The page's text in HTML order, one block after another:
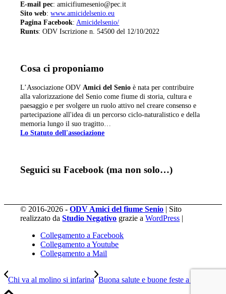
E-mail pec: amicifiumesenio@pec.it
Sito web:www.amicidelsenio.eu
Pagina Facebook:Amicidelsenio/
Runts: ODV Iscrizione n. 54500 del 12/10/2022
Cosa ci proponiamo
L’Associazione ODVAmici del Senio è nata per contribuire
alla valorizzazione del Senio come fiume di storia, cultura e
paesaggio e per svolgere un ruolo attivo nel creare consenso e
partecipazione all'idea di un percorso ciclo-naturalistico e della
memoria lungo il suo tragitto…
Lo Statuto dell'associazione
Seguici su Facebook (ma non solo…)
© 2016-2026 -ODV Amici del fiume Senio | Sito
realizzato daStudio Negativo grazie aWordPress |
Collegamento a Facebook
Collegamento a Youtube
Collegamento a Mail
Chi va al molino si infarina Buona salute e buone feste a tutti